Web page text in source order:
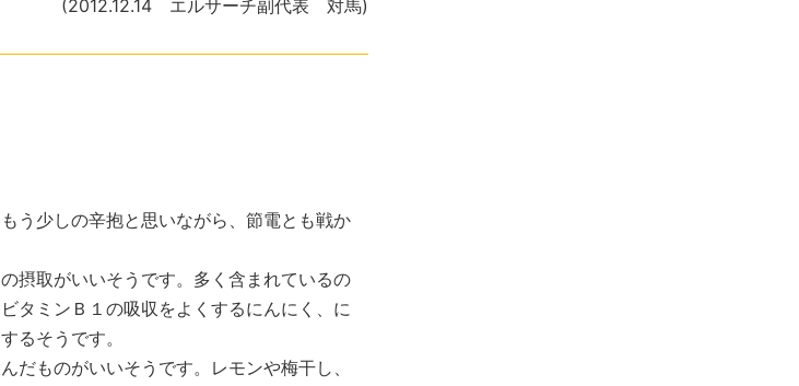
(2012.12.14 エルサーチ副代表 対馬)
う少しの辛抱と思いながら、節電とも戦か
摂取がいいそうです。多く含まれているの
タミンＢ１の吸収をよくするにんにく、に
るそうです。
ものがいいそうです。レモンや梅干し、